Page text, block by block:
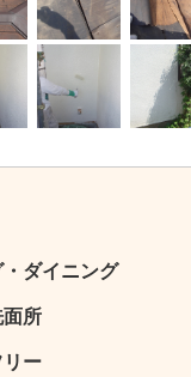
15
・ダイニング
所
ー